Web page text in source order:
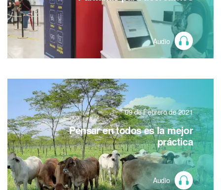
Audio
09 de Febrero de 2021
Pensar en todos es la mejor
práctica
Audio